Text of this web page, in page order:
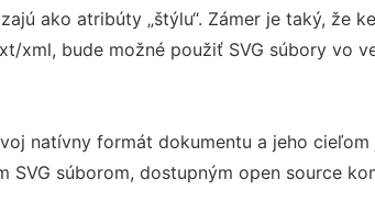
ako atribúty „štýlu“. Zámer je taký, že
xml, bude možné použiť SVG súbory vo
natívny formát dokumentu a jeho
SVG súborom, dostupným open source